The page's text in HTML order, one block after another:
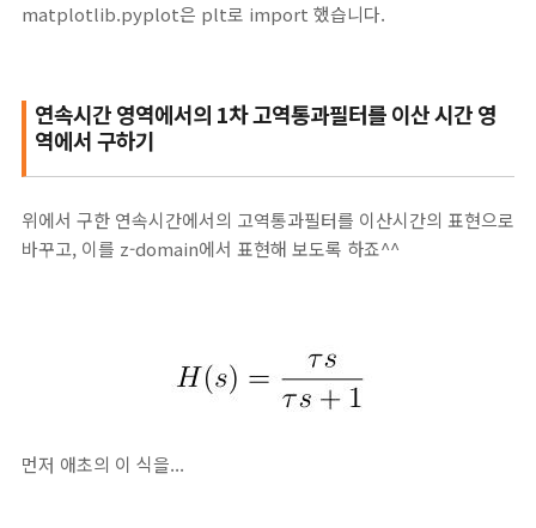
matplotlib.pyplot은 plt로 import 했습니다.
연속시간 영역에서의 1차 고역통과필터를 이산 시간 영
역에서 구하기
위에서 구한 연속시간에서의 고역통과필터를 이산시간의 표현으로
바꾸고, 이를 z-domain에서 표현해 보도록 하죠^^
먼저 애초의 이 식을...